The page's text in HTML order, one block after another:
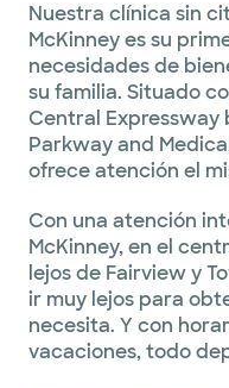
Nuestra clínica sin
McKinney es su
necesidades de
su familia. Situado
Central Expressway
Parkway and
ofrece atención el
Con una atención
McKinney, en el
lejos de Fairview y
ir muy lejos para
necesita. Y con
vacaciones, todo